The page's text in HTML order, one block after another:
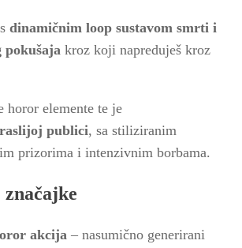
dinamičnim loop sustavom smrti i
pokušaja kroz koji napreduješ kroz
horor elemente te je
publici, sa stiliziranim
prizorima i intenzivnim borbama.
akcija – nasumično generirani